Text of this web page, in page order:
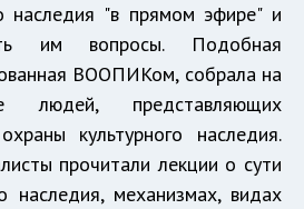
наследия "в прямом эфире" и
им вопросы. Подобная
ВООПИКом, собрала на
людей, представляющих
культурного наследия.
прочитали лекции о сути
наследия, механизмах, видах